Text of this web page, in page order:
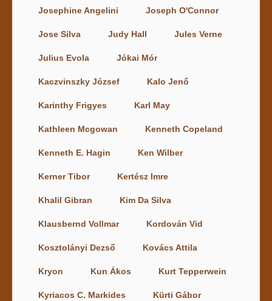
Josephine Angelini Joseph O'Connor
Jose Silva Judy Hall Jules Verne
Julius Evola Jókai Mór
Kaczvinszky József Kalo Jenő
Karinthy Frigyes Karl May
Kathleen Mcgowan Kenneth Copeland
Kenneth E. Hagin Ken Wilber
Kerner Tibor Kertész Imre
Khalil Gibran Kim Da Silva
Klausbernd Vollmar Kordován Vid
Kosztolányi Dezső Kovács Attila
Kryon Kun Ákos Kurt Tepperwein
Kyriacos C. Markides Kürti Gábor